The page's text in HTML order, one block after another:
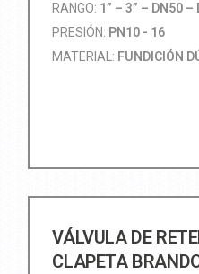
RANGO: 1” – 3” – DN50 –
PRESIÓN: PN10 - 16
MATERIAL: FUNDICIÓN
VÁLVULA DE
CLAPETA